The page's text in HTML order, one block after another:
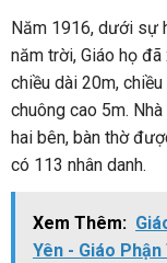
Năm 1916, dưới sự
năm trời, Giáo họ
chiều dài 20m,
chuông cao 5m.
hai bên, bàn thờ
có 113 nhân danh.
Xem Thêm:
Yên - Giáo